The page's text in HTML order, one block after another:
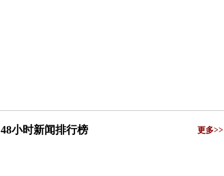
48小时新闻排行榜 更多>>